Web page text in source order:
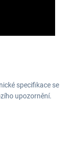
specifikace se
upozornění.